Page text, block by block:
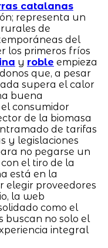
catalanas
representa un
de
del
los primeros fríos
y roble empieza
que, a pesar
supera el calor
buena
consumidor
de la biomasa
de tarifas
y legislaciones
no pegarse un
el tiro de la
está en la
elegir proveedores
la web
como el
buscan no solo el
integral